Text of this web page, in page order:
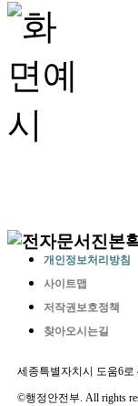
개인정보처리방침
사이트맵
저작권보호정책
찾아오시는길
세종특별자치시 도움6로
©행정안전부. All